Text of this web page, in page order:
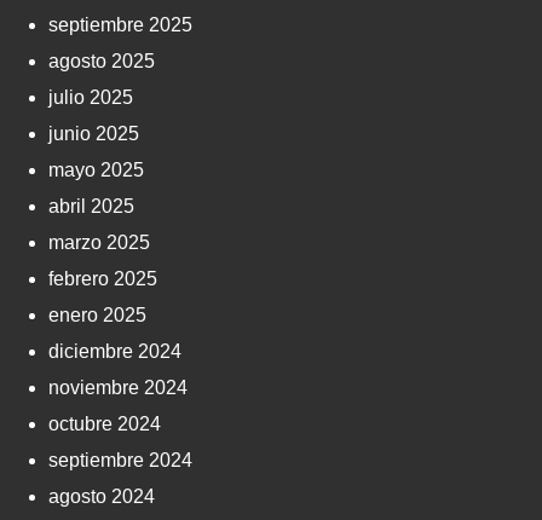
septiembre 2025
agosto 2025
julio 2025
junio 2025
mayo 2025
abril 2025
marzo 2025
febrero 2025
enero 2025
diciembre 2024
noviembre 2024
octubre 2024
septiembre 2024
agosto 2024